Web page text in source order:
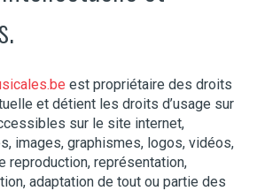
est propriétaire des droits
et détient les droits d’usage sur
sur le site internet,
images, graphismes, logos, vidéos,
reproduction, représentation,
adaptation de tout ou partie des